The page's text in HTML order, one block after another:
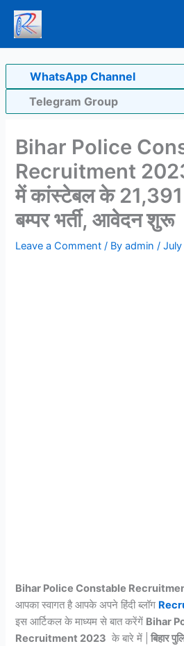
Skip
content
WhatsApp Channel
Telegram Group
Bihar Police
Recruitment 2023
में कांस्टेबल के 21,391
बम्पर भर्ती, आवेदन शुरू
Leave a Comment / Byadmin/
Bihar Police Constable
आपका स्वागत है आपके अपने हिंदी ब्लॉग
इस आर्टिकल के माध्यम से बात करेंगें Bihar
Recruitment 2023 के बारे में | बिहार